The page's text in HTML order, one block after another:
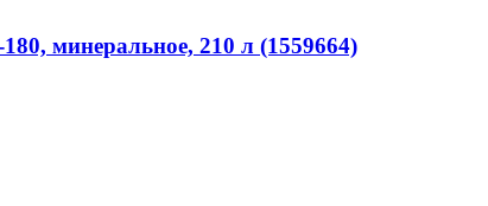
минеральное, 210 л (1559664)